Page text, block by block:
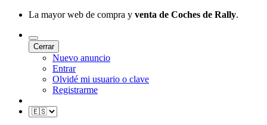
La mayor web de compra y venta de Coches de Rally.
Cerrar
Nuevo anuncio
Entrar
Olvidé mi usuario o clave
Registrarme